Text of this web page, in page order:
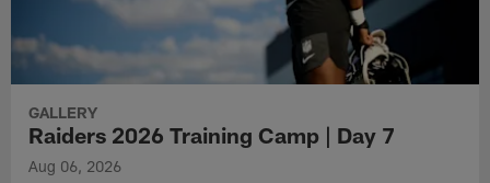
GALLERY
Raiders 2026 Training Camp | Day 7
Aug 06, 2026